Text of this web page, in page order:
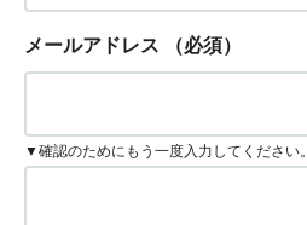
メールアドレス （必須）
▼確認のためにもう一度入力してください。